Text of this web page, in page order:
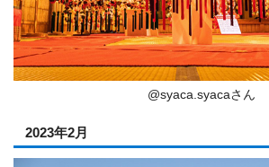
@syaca.syacaさん
2023年2月